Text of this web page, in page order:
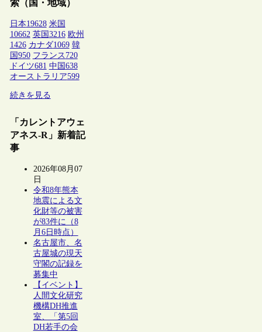
索（国・地域）
日本19628 米国
10662 英国 3216 欧州
1426 カナダ1069 韓
国 950 フランス 720
ドイツ681 中国 638
オーストラリア599
続きを見る
「カレントアウェ
アネス-R」新着記
事
2026年08月07
日
令和8年熊本
地震による文
化財等の被害
が83件に（8
月6日時点）
名古屋市、名
古屋城の現天
守閣の記録を
募集中
【イベント】
人間文化研究
機構DH推進
室、「第5回
DH若手の会